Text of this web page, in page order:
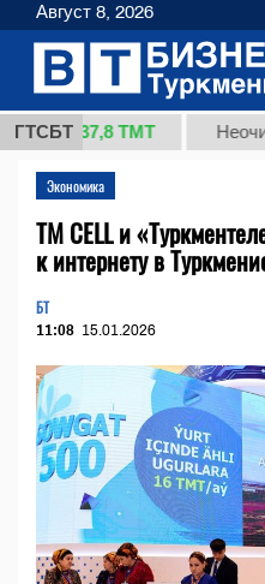
ГТСБТ
37,8 ТМТ Неочищенная
Экономика
TM CELL и
к интернету в
БТ
11:08 15.01.2026
Август 8, 2026